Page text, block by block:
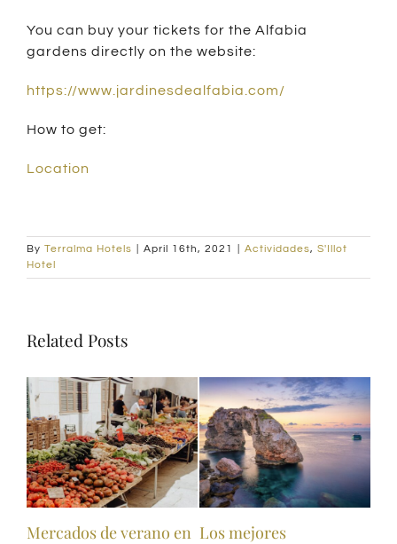
You can buy your tickets for the Alfabia
gardens directly on the website:
https://www.jardinesdealfabia.com/
How to get:
Location
By Terralma Hotels April 16th, 2021 Actividades, S'Illot
Hotel
Related Posts
Productos típicos de
Descubre las playas más